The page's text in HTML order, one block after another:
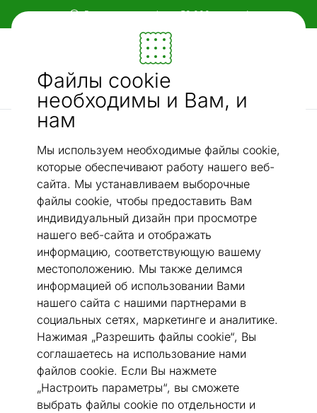
Файлы cookie
необходимы и Вам, и
нам
Мы используем необходимые файлы cookie,
которые обеспечивают работу нашего веб-
сайта. Мы устанавливаем выборочные
файлы cookie, чтобы предоставить Вам
индивидуальный дизайн при просмотре
нашего веб-сайта и отображать
информацию, соответствующую вашему
местоположению. Мы также делимся
информацией об использовании Вами
нашего сайта с нашими партнерами в
социальных сетях, маркетинге и аналитике.
Нажимая „Разрешить файлы cookie“, Вы
соглашаетесь на использование нами
файлов cookie. Если Вы нажмете
„Настроить параметры“, вы сможете
выбрать файлы cookie по отдельности и
Мебель и убранство - ON24
Ищи...
газетницы
Посмотреть похожие